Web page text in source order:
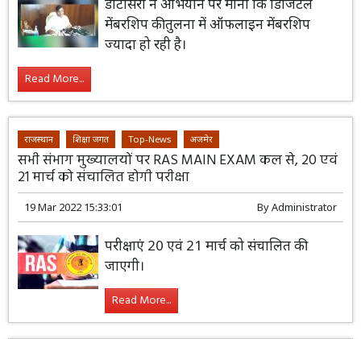
मेंबरशिप की तुलना में ऑफलाइन मेंबरशिप
ज्यादा हो रही है।
Read More...
राजस्थान शिक्षा जगत Top-News अजमेर
सभी संभाग मुख्यालयों पर RAS MAIN EXAM कल से, 20 एवं
21 मार्च को संचालित होगी परीक्षा
19 Mar 2022 15:33:01 ByAdministrator
परीक्षाएं 20 एवं 21 मार्च को संचालित की
जाएगी।
Read More...